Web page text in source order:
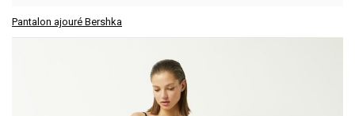
Pantalon ajouré Bershka